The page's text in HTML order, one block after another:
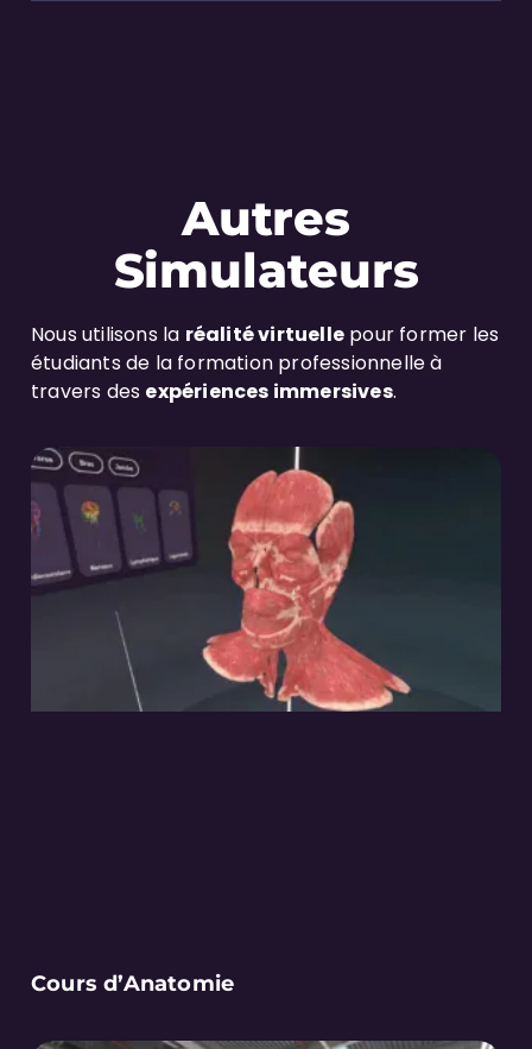
Autres
Simulateurs
Nous utilisons la réalité virtuelle pour former les
étudiants de la formation professionnelle à
travers des expériences immersives.
Cours d’Anatomie